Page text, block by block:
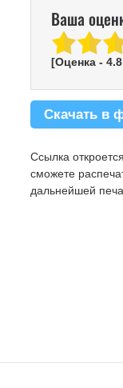
Ваша
[Оценка - 4.8
Скачать в
Ссылка
сможете
дальнейшей